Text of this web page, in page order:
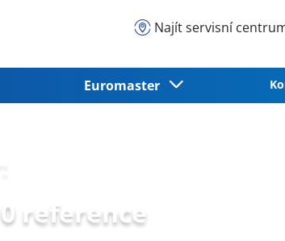
Najít servisní centrum
Euromaster
0 reference